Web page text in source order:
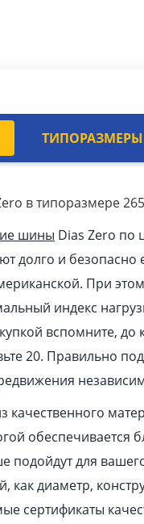
ТИПОРАЗМЕРЫ
в типоразмере
шины Dias Zero по
долго и
При
индекс
вспомните, до
20. Правильно
качественного
обеспечивается
подойдут для
как диаметр,
сертификаты